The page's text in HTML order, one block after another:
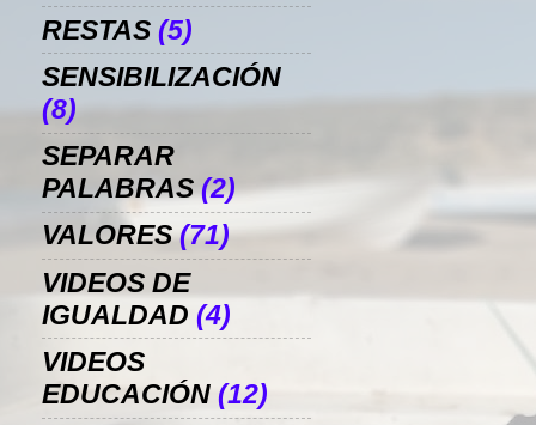
RESTAS (5)
SENSIBILIZACIÓN
(8)
SEPARAR
PALABRAS (2)
VALORES (71)
VIDEOS DE
IGUALDAD (4)
VIDEOS
EDUCACIÓN (12)